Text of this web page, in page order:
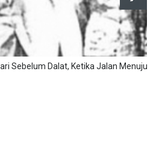
Sebelum Dalat, Ketika Jalan Menuju